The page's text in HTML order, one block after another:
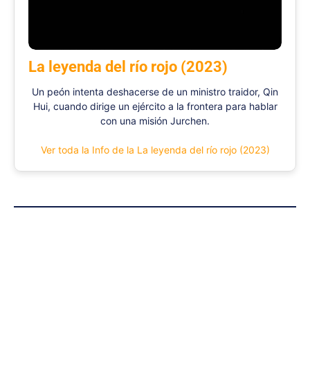
La leyenda del río rojo (2023)
Un peón intenta deshacerse de un ministro traidor, Qin
Hui, cuando dirige un ejército a la frontera para hablar
con una misión Jurchen.
Ver toda la Info de la La leyenda del río rojo (2023)